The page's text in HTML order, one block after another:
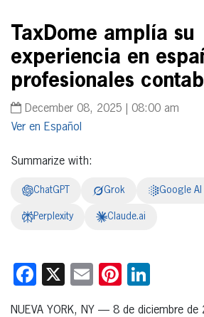
TaxDome amplía su
experiencia en
profesionales
December 08, 2025 | 08:00 am
Español
Summarize with:
ChatGPT Grok Google AI
Perplexity Claude.ai
Facebook
X EmailPinterest
NUEVA YORK, NY — 8 de diciembre